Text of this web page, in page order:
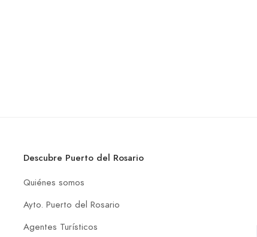
Descubre Puerto del Rosario
Quiénes somos
Ayto. Puerto del Rosario
Agentes Turísticos